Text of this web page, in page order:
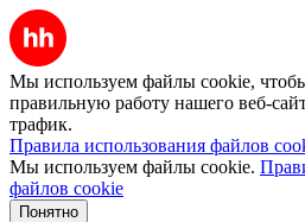
Мы используем файлы cookie,
правильную работу нашего веб-
трафик.
Правила использования файлов
Мы используем файлы cookie.
файлов cookie
Понятно